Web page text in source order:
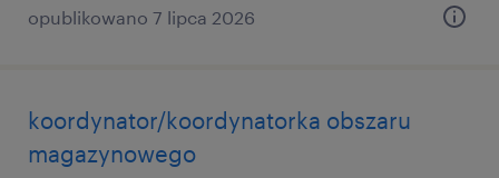
opublikowano 7 lipca 2026
koordynator/koordynatorka obszaru
magazynowego